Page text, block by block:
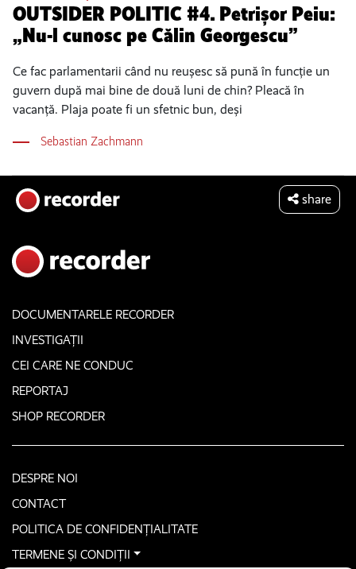
OUTSIDER POLITIC #4. Petrișor Peiu:
„Nu-l cunosc pe Călin Georgescu”
Ce fac parlamentarii când nu reușesc să pună în funcție un
guvern după mai bine de două luni de chin? Pleacă în
vacanță. Plaja poate fi un sfetnic bun, deși
Sebastian Zachmann
share
DOCUMENTARELE RECORDER
INVESTIGAȚII
CEI CARE NE CONDUC
REPORTAJ
SHOP RECORDER
DESPRE NOI
CONTACT
POLITICA DE CONFIDENȚIALITATE
TERMENE ȘI CONDIȚII